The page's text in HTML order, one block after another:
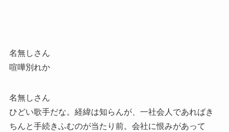
名無しさん
喧嘩別れか
名無しさん
ひどい歌手だな。経緯は知らんが、一社会人であればき
ちんと手続きふむのが当たり前。会社に恨みがあって